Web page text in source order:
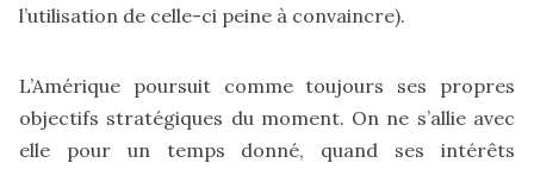
l’utilisation de celle-ci peine à convaincre).
L’Amérique poursuit comme toujours ses propres
objectifs stratégiques du moment. On ne s’allie avec
elle pour un temps donné, quand ses intérêts